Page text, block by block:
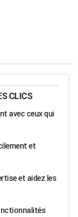
CLICS
avec ceux qui
et
et aidez les